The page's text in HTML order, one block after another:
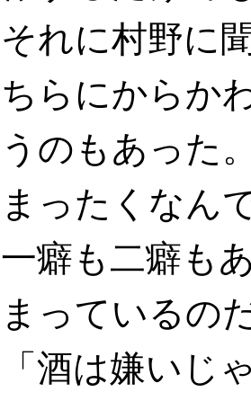
それに村野に
ちらにからか
うのもあった
まったくなん
一癖も二癖も
まっているの
「酒は嫌いじ